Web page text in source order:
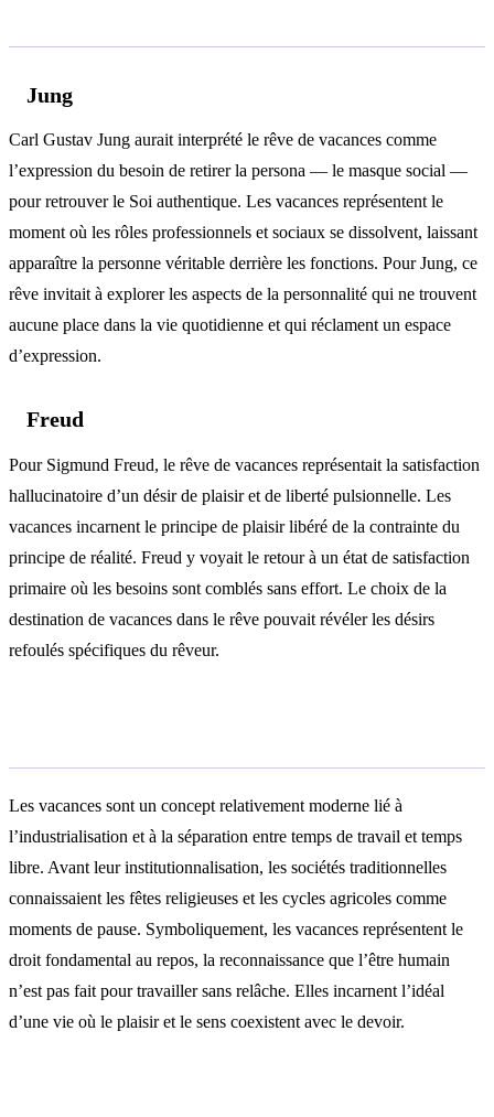
Jung
Carl Gustav Jung aurait interprété le rêve de vacances comme
l’expression du besoin de retirer la persona — le masque social —
pour retrouver le Soi authentique. Les vacances représentent le
moment où les rôles professionnels et sociaux se dissolvent, laissant
apparaître la personne véritable derrière les fonctions. Pour Jung, ce
rêve invitait à explorer les aspects de la personnalité qui ne trouvent
aucune place dans la vie quotidienne et qui réclament un espace
d’expression.
Freud
Pour Sigmund Freud, le rêve de vacances représentait la satisfaction
hallucinatoire d’un désir de plaisir et de liberté pulsionnelle. Les
vacances incarnent le principe de plaisir libéré de la contrainte du
principe de réalité. Freud y voyait le retour à un état de satisfaction
primaire où les besoins sont comblés sans effort. Le choix de la
destination de vacances dans le rêve pouvait révéler les désirs
refoulés spécifiques du rêveur.
Les vacances sont un concept relativement moderne lié à
l’industrialisation et à la séparation entre temps de travail et temps
libre. Avant leur institutionnalisation, les sociétés traditionnelles
connaissaient les fêtes religieuses et les cycles agricoles comme
moments de pause. Symboliquement, les vacances représentent le
droit fondamental au repos, la reconnaissance que l’être humain
n’est pas fait pour travailler sans relâche. Elles incarnent l’idéal
d’une vie où le plaisir et le sens coexistent avec le devoir.